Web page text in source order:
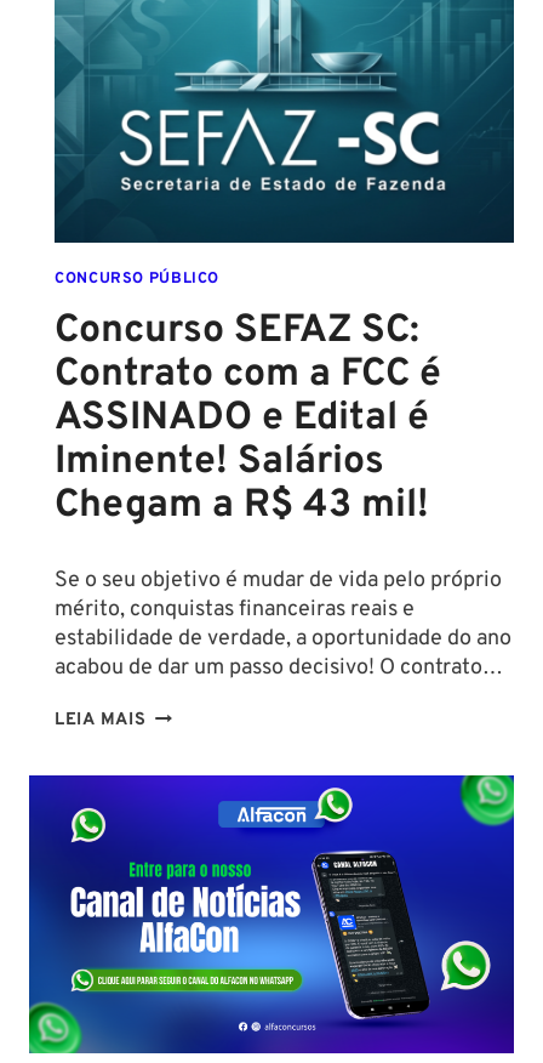
SALVADOR):
CONFIRMADO
SETEMBRO!
CONCURSO PÚBLICO
Concurso SEFAZ SC:
Contrato com a FCC é
ASSINADO e Edital é
Iminente! Salários
Chegam a R$ 43 mil!
Se o seu objetivo é mudar de vida pelo próprio
mérito, conquistas financeiras reais e
estabilidade de verdade, a oportunidade do ano
acabou de dar um passo decisivo! O contrato…
LEIA MAIS CONCURSO
SC:
CONTRATO
A
FCC
É
ASSINADO
E
EDITAL